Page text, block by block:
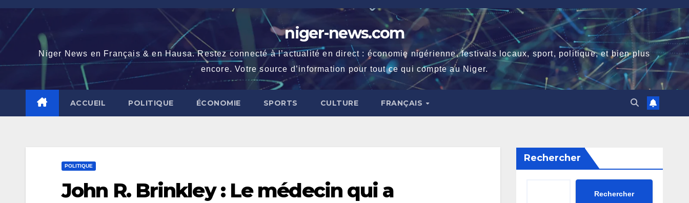
Skip
content
niger-news.com
Niger News en Français & en Hausa. Restez connecté à l’actualité en direct : économie nigérienne, festivals locaux, sport, politique, et bien plus
encore. Votre source d’information pour tout ce qui compte au Niger.
ACCUEIL POLITIQUE ÉCONOMIE SPORTS CULTURE FRANÇAIS
POLITIQUE
John R. Brinkley : Le médecin qui a
Rechercher
Rechercher